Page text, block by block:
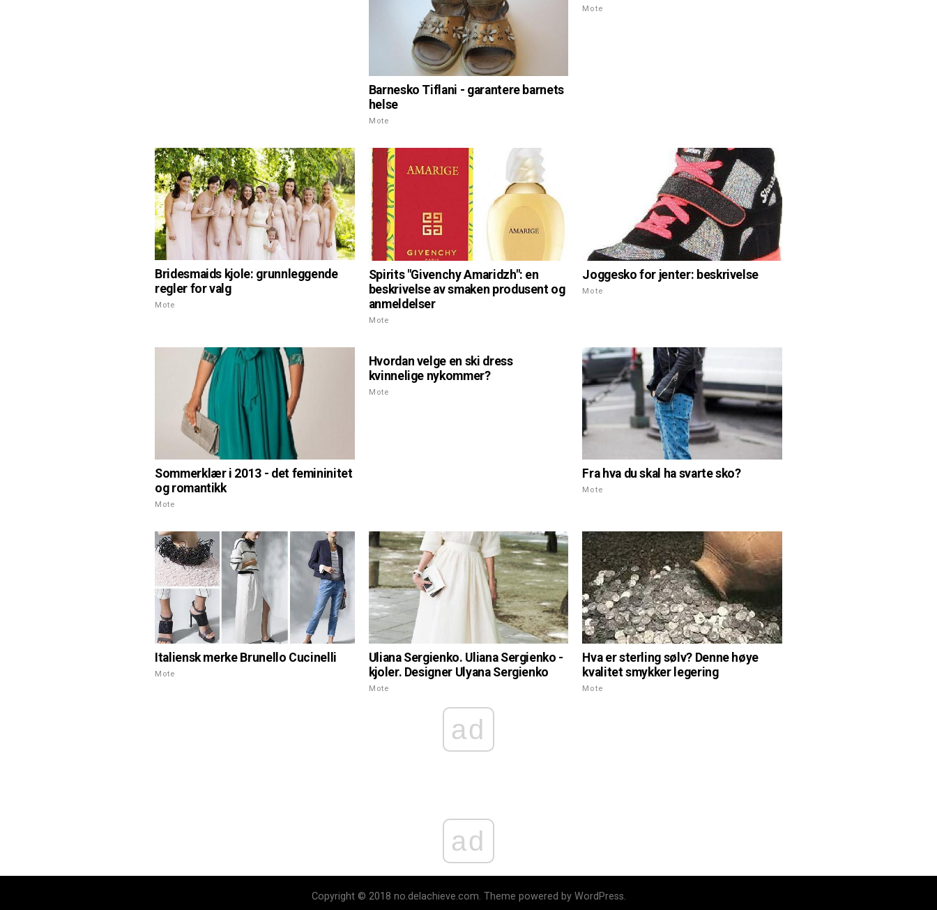
Barnesko Tiflani - garantere barnets
helse
Mote
Mote
Bridesmaids kjole: grunnleggende
regler for valg
Mote
Spirits "Givenchy Amaridzh": en
beskrivelse av smaken produsent og
anmeldelser
Mote
Joggesko for jenter: beskrivelse
Mote
Sommerklær i 2013 - det femininitet
og romantikk
Mote
Hvordan velge en ski dress
kvinnelige nykommer?
Mote
Fra hva du skal ha svarte sko?
Mote
Italiensk merke Brunello Cucinelli
Mote
Uliana Sergienko. Uliana Sergienko -
kjoler. Designer Ulyana Sergienko
Mote
Hva er sterling sølv? Denne høye
kvalitet smykker legering
Mote
ad
ad
Copyright © 2018 no.delachieve.com. Theme powered by WordPress.